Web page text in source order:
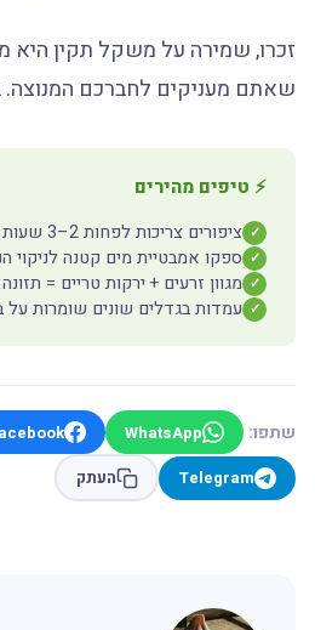
זכרו, שמירה על משקל תקין היא
שאתם מעניקים לחברכם המנוצה.
⚡ טיפים מהירים
✓ ציפורים צריכות לפחות 2–3 שעות ביום מחוץ לכלוב
✓ ספקו אמבטיית מים קטנה לניקוי
✓ מגוון זרעים + ירקות טריים = תזונה
✓ עמדות בגדלים שונים שומרות על
שתפו: WhatsApp
Facebook
Telegram
העתק